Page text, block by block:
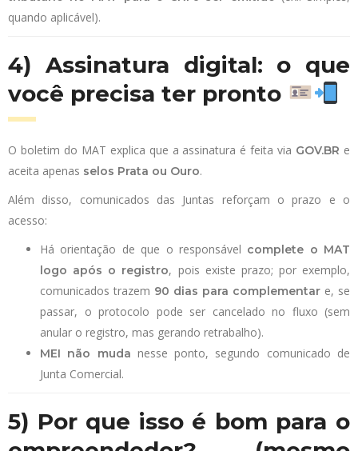
quando aplicável).
4) Assinatura digital: o que
você precisa ter pronto
O boletim do MAT explica que a assinatura é feita via GOV.BR e
aceita apenas selos Prata ou Ouro.
Além disso, comunicados das Juntas reforçam o prazo e o
acesso:
Há orientação de que o responsável complete o MAT
logo após o registro, pois existe prazo; por exemplo,
comunicados trazem 90 dias para complementar e, se
passar, o protocolo pode ser cancelado no fluxo (sem
anular o registro, mas gerando retrabalho).
MEI não muda nesse ponto, segundo comunicado de
Junta Comercial.
5) Por que isso é bom para o